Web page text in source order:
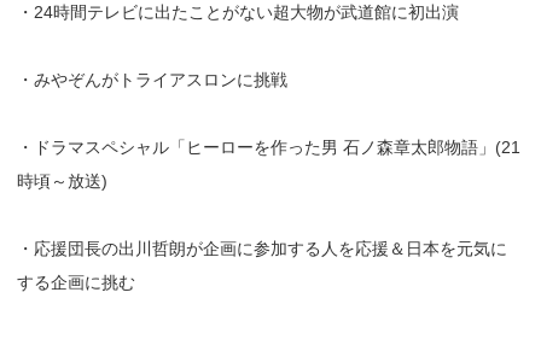
・24時間テレビに出たことがない超大物が武道館に初出演
・みやぞんがトライアスロンに挑戦
・ドラマスペシャル「ヒーローを作った男 石ノ森章太郎物語」(21
時頃～放送)
・応援団長の出川哲朗が企画に参加する人を応援＆日本を元気に
する企画に挑む